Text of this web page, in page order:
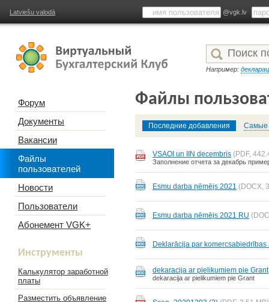
Latviešu valodā @vgk.lv
Например:
Форум
Документы
Вакансии
Файлы
пользователей
Новости
Пользователи
Абонемент VGK+
Инструменты
Калькулятор заработной
платы
Разместить объявление
Файлы
Последние добавления Самые
VSAOI un IIN decembris (PDF,
Заполнение отчета за декабрь
Esmu darba ņēmējs 2021 (DOCX,
Esmu darba ņēmējs 2021 RU
Deklarācija par
dekaracija ar pielikumiem pie Grant
dekaracija ar pielikumiem pie Grant